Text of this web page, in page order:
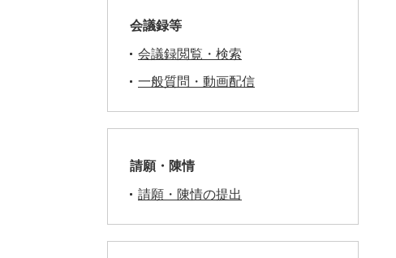
会議録等
会議録閲覧・検索
一般質問・動画配信
請願・陳情
請願・陳情の提出